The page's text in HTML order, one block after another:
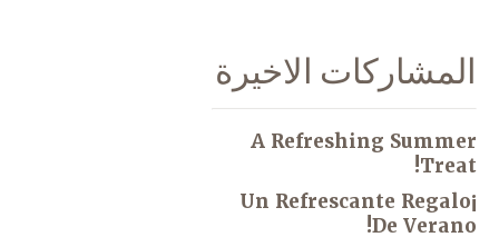
المشاركات الاخيرة
A Refreshing Summer
Treat!
¡Un Refrescante Regalo
De Verano!